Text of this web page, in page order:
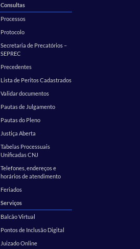
Consultas
Processos
Protocolo
Secretaria de Precatórios –
SEPREC
Precedentes
Lista de Peritos Cadastrados
Validar documentos
Pautas de Julgamento
Pautas do Pleno
Justiça Aberta
Tabelas Processuais
Unificadas CNJ
Telefones, endereços e
horários de atendimento
Feriados
Serviços
Balcão Virtual
Pontos de Inclusão Digital
Juizado Online